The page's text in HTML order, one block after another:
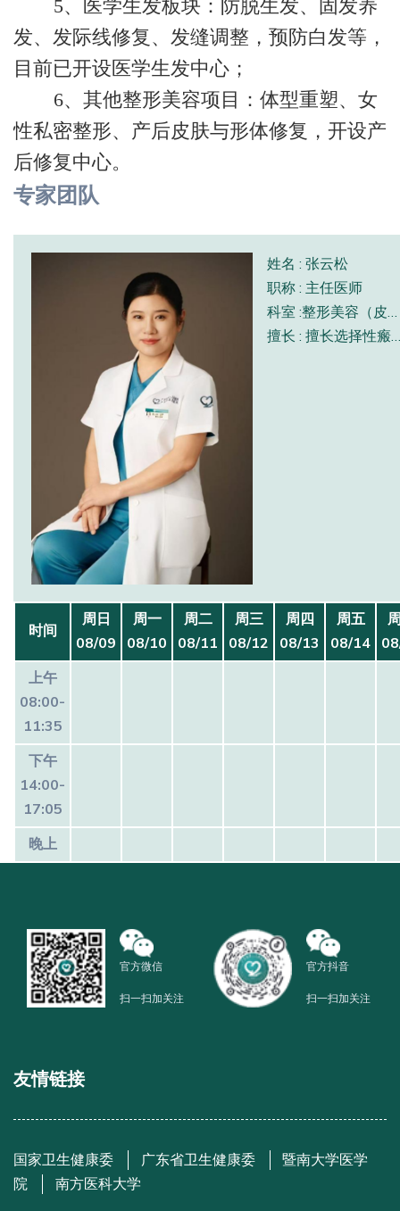
5、医学生发板块‌：防脱生发、固发养
发、发际线修复、发缝调整，预防白发等，
目前已开设医学生发中心；
6、‌其他整形美容项目‌：体型重塑、女
性私密整形、产后皮肤与形体修复，开设产
后修复中心。
专家团队
姓名 : 张云松
职称 : 主任医师
科室 :整形美容（皮肤）科
擅长 : 擅长选择性瘢痕精细修复、胎记激光治疗、皮肤光电美容、注射抗衰医学生发，整形外科等领域，经验独到。
时间
周日
08/09
周一
08/10
周二
08/11
周三
08/12
周四
08/13
周五
08/14
上午
08:00-
11:35
下午
14:00-
17:05
晚上
官方微信
扫一扫加关注
官方抖音
扫一扫加关注
友情链接
国家卫生健康委 广东省卫生健康委
暨南大学医学
院
南方医科大学